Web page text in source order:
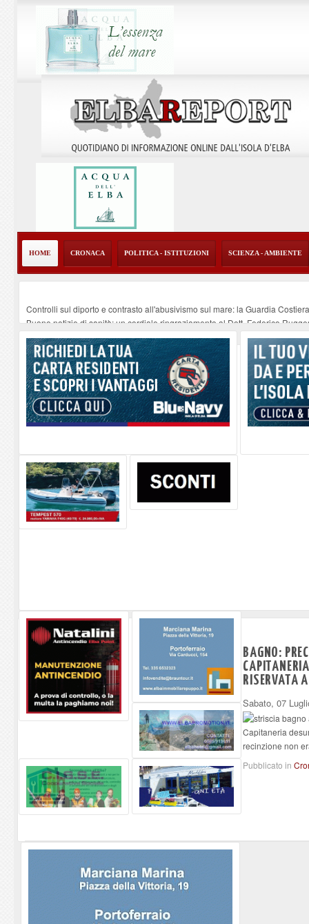
HOME CRONACA POLITICA - ISTITUZIONI SCIENZA - AMBIENTE
Controlli sul diporto e contrasto all'abusivismo sul mare: la Guardia
Buone notizie di sanità: un cordiale ringraziamento al Dott. Federico
Altiero Spinelli e Ursula Hirschmann all'Elba: riaffiora una testimonianza
Capoliveri, potenziata la pulizia dei bordi stradali -07-08-2026
Marina di Campo tra i porti interessati dal nuovo piano dell'Autorità
BAGNO:
RISERVATA
Pubblicato in
Sabato, 07
Capitaneria
recinzione non